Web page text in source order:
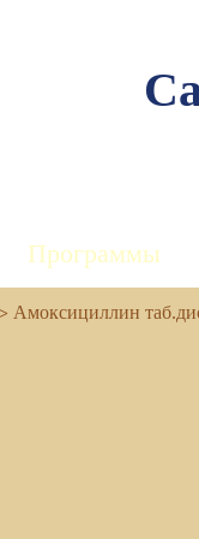
Программы
Амоксициллин